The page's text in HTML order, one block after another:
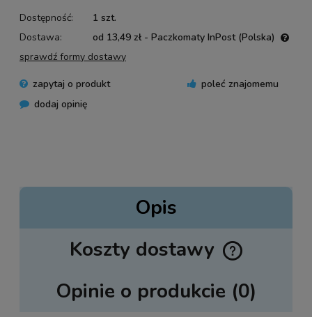
Dostępność:
1 szt.
Dostawa:
od 13,49 zł - Paczkomaty InPost (Polska)
sprawdź formy dostawy
zapytaj o produkt
poleć znajomemu
dodaj opinię
Opis
Koszty dostawy
Cena nie zawiera ewentualnych kosztów płatności
Opinie o produkcie (0)